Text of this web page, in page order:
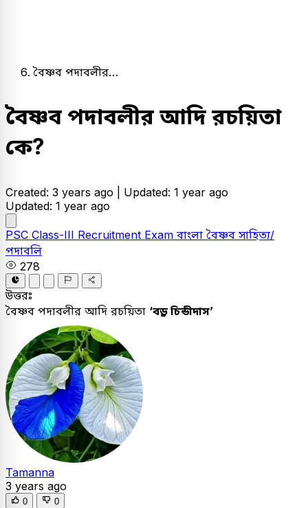
বৈষ্ণব পদাবলীর…
বৈষ্ণব পদাবলীর আদি রচয়িতা
কে?
Created: 3 years ago | Updated: 1 year ago
Updated: 1 year ago
PSC Class-III Recruitment Exam বাংলা বৈষ্ণব সাহিত্য/
পদাবলি
278
উত্তরঃ
বৈষ্ণব পদাবলীর আদি রচয়িতা ‘বড়ু চিন্ডীদাস’
Tamanna
3 years ago
0 0